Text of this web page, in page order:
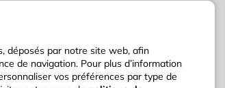
déposés par notre site web, afin
de navigation. Pour plus d’information
vos préférences par type de